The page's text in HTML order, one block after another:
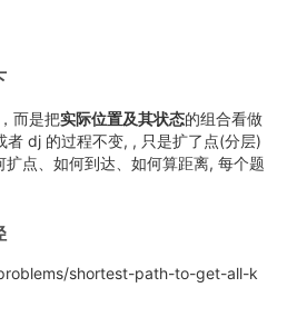
而是把实际位置及其状态的组合看做
dj 的过程不变, , 只是扩了点(分层)
点、如何到达、如何算距离, 每个题
shortest-path-to-get-all-k